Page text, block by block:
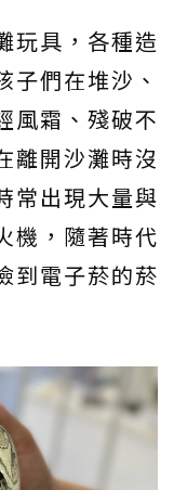
玩具，各種造
子們在堆沙、
風霜、殘破不
離開沙灘時沒
常出現大量與
機，隨著時代
到電子菸的菸